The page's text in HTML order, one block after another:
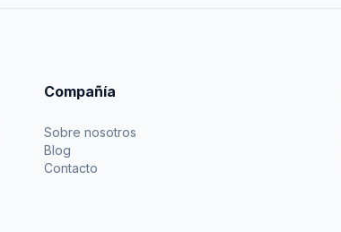
Compañía
Sobre nosotros
Blog
Contacto